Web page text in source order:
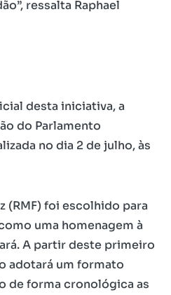
ressalta Raphael
desta iniciativa, a
do Parlamento
no dia 2 de julho, às
(RMF) foi escolhido para
uma homenagem à
A partir deste primeiro
adotará um formato
de forma cronológica as